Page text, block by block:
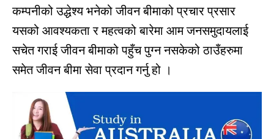
कम्पनीको उद्धेश्य भनेको जीवन बीमाको प्रचार प्रसार
यसको आवश्यकता र महत्वको बारेमा आम जनसमुदायलाई
सचेत गराई जीवन बीमाको पहुँच पुग्न नसकेको ठाउँहरुमा
समेत जीवन बीमा सेवा प्रदान गर्नु हो ।